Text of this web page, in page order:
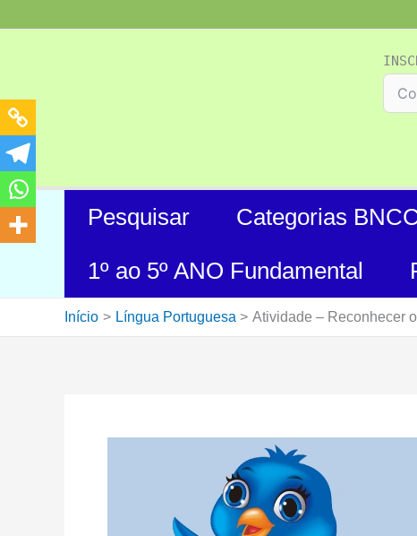
para
Pesquisar Categorias
1º ao 5º ANO Fundamental
Início Língua Portuguesa Atividade – Reconhecer